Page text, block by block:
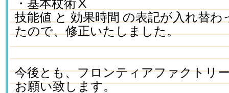
・基本杖術Ⅹ
技能値 と 効果時間 の表記が入れ替わ
たので、修正いたしました。
今後とも、フロンティアファクトリ
お願い致します。